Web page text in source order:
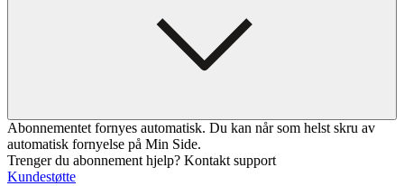
Abonnementet fornyes automatisk. Du kan når som helst skru av
automatisk fornyelse på Min Side.
Trenger du abonnement hjelp? Kontakt support
Kundestøtte